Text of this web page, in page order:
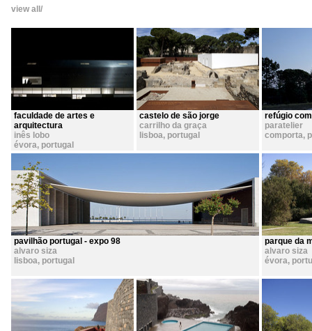
view all
faculdade de artes e
arquitectura
inês lobo
évora, portugal
castelo de são jorge
carrilho da graça
lisboa, portugal
refúgio
paratelier
comporta,
pavilhão portugal - expo 98
alvaro siza
lisboa, portugal
parque da
alvaro siza
évora,